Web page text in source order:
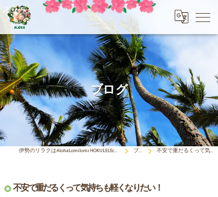
ブログ
伊勢のリラクはAlohaLomilomi HOKULELEcoco(アロハロミロミ ホクレレココ)☆彡 ブログ 不安で重だるくって気持ちも軽くなりたい！
不安で重だるくって気持ちも軽くなりたい！